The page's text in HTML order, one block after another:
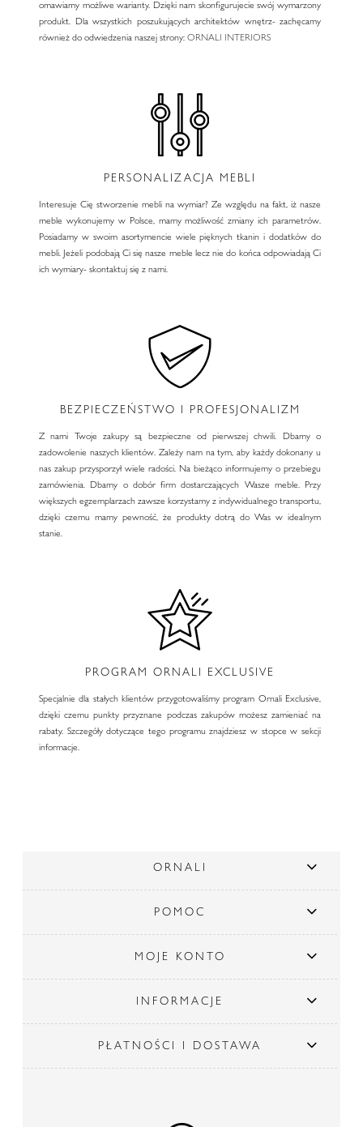
omawiamy możliwe warianty. Dzięki nam skonfigurujecie swój wymarzony
produkt. Dla wszystkich poszukujących architektów wnętrz- zachęcamy
również do odwiedzenia naszej strony:ORNALI INTERIORS
PERSONALIZACJA MEBLI
Interesuje Cię stworzenie mebli na wymiar? Ze względu na fakt, iż nasze
meble wykonujemy w Polsce, mamy możliwość zmiany ich parametrów.
Posiadamy w swoim asortymencie wiele pięknych tkanin i dodatków do
mebli. Jeżeli podobają Ci się nasze meble lecz nie do końca odpowiadają Ci
ich wymiary- skontaktuj się z nami.
BEZPIECZEŃSTWO I PROFESJONALIZM
Z nami Twoje zakupy są bezpieczne od pierwszej chwili. Dbamy o
zadowolenie naszych klientów. Zależy nam na tym, aby każdy dokonany u
nas zakup przysporzył wiele radości. Na bieżąco informujemy o przebiegu
zamówienia. Dbamy o dobór firm dostarczających Wasze meble. Przy
większych egzemplarzach zawsze korzystamy z indywidualnego transportu,
dzięki czemu mamy pewność, że produkty dotrą do Was w idealnym
stanie.
PROGRAM ORNALI EXCLUSIVE
Specjalnie dla stałych klientów przygotowaliśmy program Ornali Exclusive,
dzięki czemu punkty przyznane podczas zakupów możesz zamieniać na
rabaty. Szczegóły dotyczące tego programu znajdziesz w stopce w sekcji
informacje.
ORNALI
POMOC
MOJE KONTO
INFORMACJE
PŁATNOŚCI I DOSTAWA